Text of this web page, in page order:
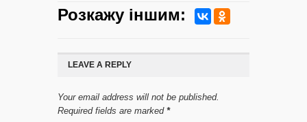
Розкажу iншим:
LEAVE A REPLY
Your email address will not be published.
Required fields are marked *